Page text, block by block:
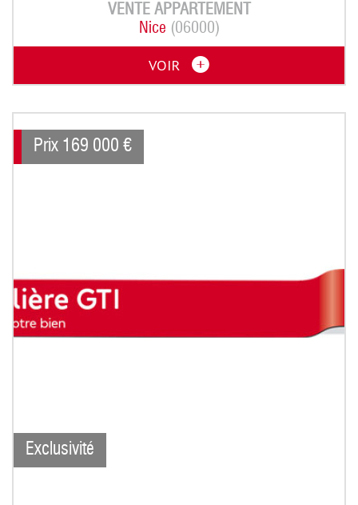
VENTE APPARTEMENT
Nice (06000)
VOIR
Exclusivité
Prix 169 000 €